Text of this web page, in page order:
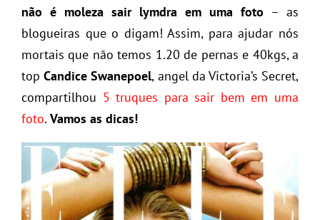
não é moleza sair lymdra em uma foto – as
blogueiras que o digam! Assim, para ajudar nós
mortais que não temos 1.20 de pernas e 40kgs, a
topCandice Swanepoel, angel da Victoria’s Secret,
compartilhou 5 truques para sair bem em uma
foto. Vamos as dicas!